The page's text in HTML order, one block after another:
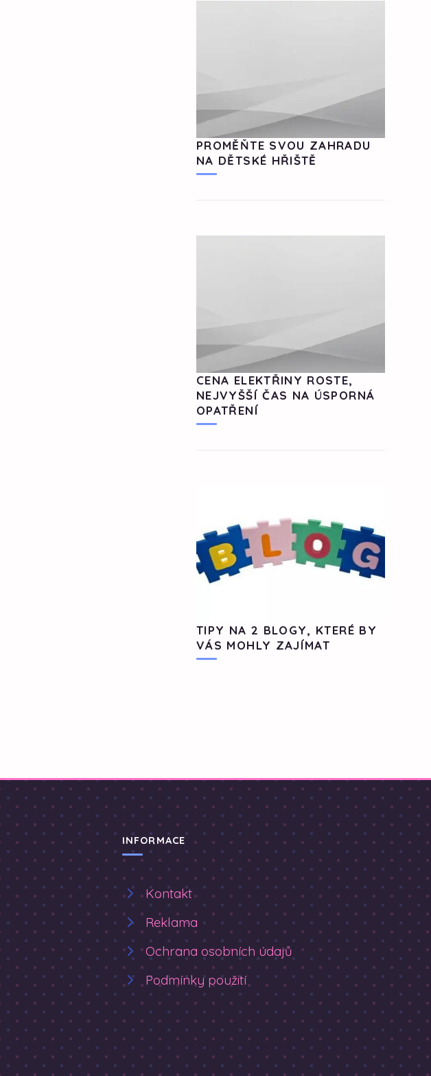
PROMĚŇTE SVOU ZAHRADU
NA DĚTSKÉ HŘIŠTĚ
CENA ELEKTŘINY ROSTE,
NEJVYŠŠÍ ČAS NA ÚSPORNÁ
OPATŘENÍ
TIPY NA 2 BLOGY, KTERÉ BY
VÁS MOHLY ZAJÍMAT
INFORMACE
Kontakt
Reklama
Ochrana osobních údajů
Podmínky použití